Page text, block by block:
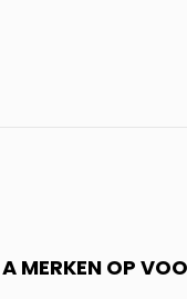
A MERKEN OP